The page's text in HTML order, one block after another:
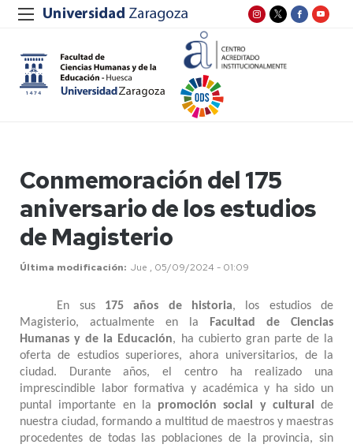
Conmemoración del 175
aniversario de los estudios
de Magisterio
Última modificación Jue , 05/09/2024 - 01:09
En sus 175 años de historia, los estudios de
Magisterio, actualmente en la
Facultad de Ciencias
Humanas y de la Educación, ha cubierto gran parte de la
oferta de estudios superiores, ahora universitarios, de la
ciudad. Durante años, el centro ha realizado una
imprescindible labor formativa y académica y ha sido un
puntal importante en la promoción social y cultural
de
nuestra ciudad, formando a multitud de maestros y maestras
procedentes de todas las poblaciones de la provincia, sin